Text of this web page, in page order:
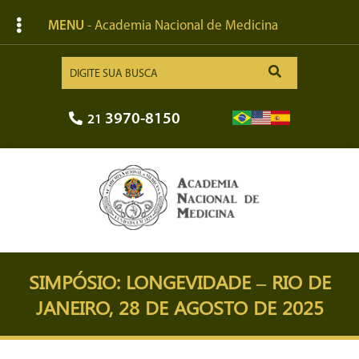
MENU - Academia Nacional de Medicina
21 3970-8150
SIMPÓSIO: LONGEVIDADE – RIO DE
JANEIRO, 28 DE AGOSTO DE 2025